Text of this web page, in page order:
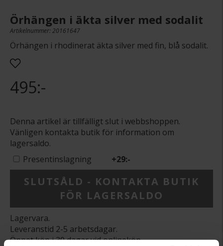
Örhängen i äkta silver med sodalit
Artikelnummer: 20161647
Örhängen i rhodinerat äkta silver med fin, blå sodalit.
495:-
Denna artikel är tillfälligt slut i webbshoppen.
Vänligen kontakta butik för information om
lagersaldo.
Presentinslagning
+29:-
SLUTSÅLD - KONTAKTA BUTIK
FÖR LAGERSALDO
Lagervara.
Leveranstid 2-5 arbetsdagar.
Öppet köp i 30 dagar vid onlineköp.